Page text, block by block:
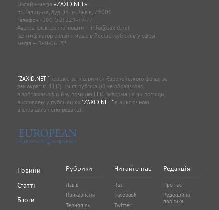
Онлайн-медіа «ZAXID.NET»
пл. Галицька, буд. 15, м. Львів, 79008
Телефон +380 (32) 229-77-77
Адреса електронної пошти — info@zaxid.net
Ідентифікатор онлайн-медіа в Реєстрі суб'єктів у сфері
медіа — R40-06155
"ZAXID.NET "працює за підтримки Європейського фонду за
демократію (EED). Зміст публікацій не обов’язково
відображає офіційну позицію EED. Інформація чи погляди,
висловлені у публікаціях "ZAXID.NET "є виключною
відповідальністю редакції.
Новини
Статті
Блоги
Рубрики
Львів
Прикарпаття
Тернопіль
Читайте нас
Rss
Facebook
Twitter
Редакція
Про нас
Редакційна
політика